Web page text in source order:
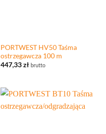
PORTWEST HV50 Taśma
ostrzegawcza 100 m
447,33zł brutto